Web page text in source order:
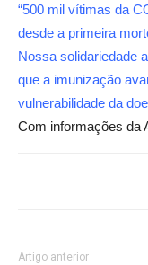
“500 mil vítimas da
desde a primeira
Nossa solidariedade
que a imunização
vulnerabilidade da
Com informações da
Artigo anterior